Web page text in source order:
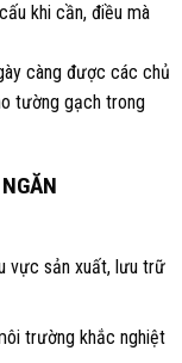
khi cần, điều mà
càng được các chủ
tường gạch trong
NGĂN
vực sản xuất, lưu trữ
trường khắc nghiệt